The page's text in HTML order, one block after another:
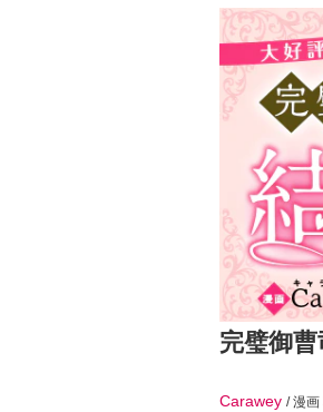
完璧御
Carawey / 漫画